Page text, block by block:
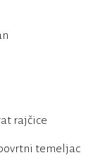
rajčice
temeljac